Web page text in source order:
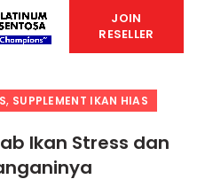
JOIN
RESELLER
, SUPPLEMENT IKAN HIAS
Ikan Stress dan